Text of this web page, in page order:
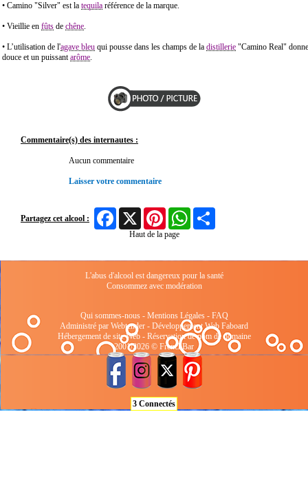
• Camino "Silver" est la tequila référence de la marque.
• Vieillie en fûts de chêne.
• L’utilisation de l'agave bleu qui pousse dans les champs de la distillerie "Camino Real"
douce et un puissantarôme.
Commentaire(s) des internautes :
Aucun commentaire
Laisser votre commentaire
Partagez cet alcool :
FacebookX Pinterest WhatsApp
Haut de la page
L'abus d'alcool est dangereux pour la santé
Consommez avec modération
Qui sommes-nous- Mentions Légales- FAQ
Administré par Webtender - Développement Web Faboard
Hébergement de site Web- Réservation de nom de domaine
2001/2026 © FrenchBar
3 Connectés